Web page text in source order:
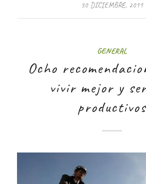
30 DICIEMBRE, 2011
GENERAL
Ocho
vivir mejor y
productivos